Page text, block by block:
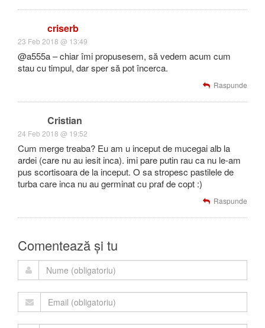
criserb
23 Feb 2018 @ 13:49
@a555a – chiar îmi propusesem, să vedem acum cum
stau cu timpul, dar sper să pot încerca.
Raspunde
Cristian
24 Feb 2018 @ 19:52
Cum merge treaba? Eu am u inceput de mucegai alb la
ardei (care nu au iesit inca). imi pare putin rau ca nu le-am
pus scortisoara de la inceput. O sa stropesc pastilele de
turba care inca nu au germinat cu praf de copt :)
Raspunde
Comentează și tu